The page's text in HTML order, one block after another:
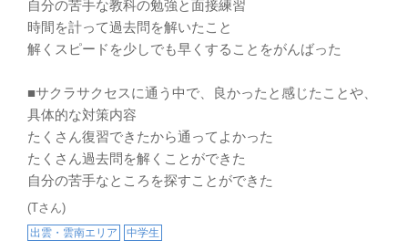
自分の苦手な教科の勉強と面接練習
時間を計って過去問を解いたこと
解くスピードを少しでも早くすることをがんばった
■サクラサクセスに通う中で、良かったと感じたことや、
具体的な対策内容
たくさん復習できたから通ってよかった
たくさん過去問を解くことができた
自分の苦手なところを探すことができた
(Tさん)
出雲・雲南エリア 中学生